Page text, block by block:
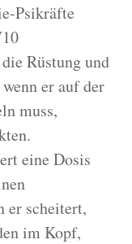
Psikräfte
Rüstung und
er auf der
muss,
eine Dosis
er scheitert,
im Kopf,